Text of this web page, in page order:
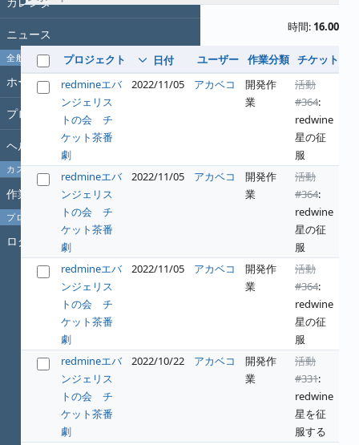
ニュース
全般
ホーム
プロジェクト
ヘルプ
カスタムクエリ
作業時間
プロフィール
ログイン
時間: 16.00
プロジェクト 日付 ユーザー 作業分類 チケット
redmineエバ
ンジェリス
トの会 チ
ケット茶番
劇
2022/11/05 アカベコ
開発作
業
活動
#364:
redwine
星の征
服
redmineエバ
ンジェリス
トの会 チ
ケット茶番
劇
2022/11/05 アカベコ
開発作
業
活動
#364:
redwine
星の征
服
redmineエバ
ンジェリス
トの会 チ
ケット茶番
劇
2022/11/05 アカベコ
開発作
業
活動
#364:
redwine
星の征
服
redmineエバ
ンジェリス
トの会 チ
ケット茶番
劇
2022/10/22 アカベコ
開発作
業
活動
#331:
redwine
星を征
服する